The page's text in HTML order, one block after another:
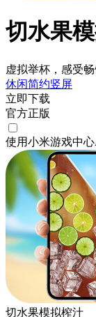
切水果
虚拟举杯，感受
休闲简约竖屏
立即下载
官方正版
使用小米游戏中心
切水果模拟榨汁